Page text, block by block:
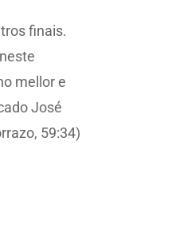
finais.
mellor e
José
59:34)